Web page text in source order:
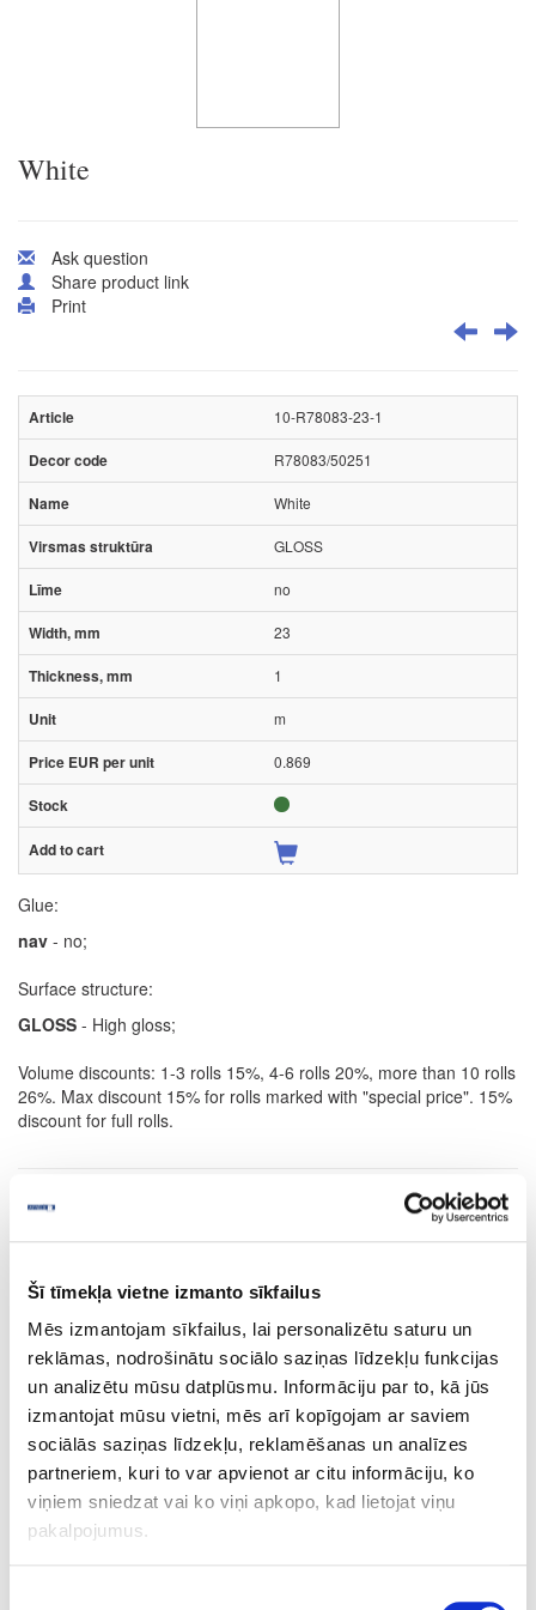
Šī tīmekļa vietne izmanto sīkfailus
Mēs izmantojam sīkfailus, lai personalizētu saturu un
reklāmas, nodrošinātu sociālo saziņas līdzekļu funkcijas
un analizētu mūsu datplūsmu. Informāciju par to, kā jūs
izmantojat mūsu vietni, mēs arī kopīgojam ar saviem
sociālās saziņas līdzekļu, reklamēšanas un analīzes
partneriem, kuri to var apvienot ar citu informāciju, ko
viņiem sniedzat vai ko viņi apkopo, kad lietojat viņu
pakalpojumus.
White
Ask question
Share product link
Print
10-R78083-23-1
R78083/50251
White
GLOSS
no
23
1
m
0.869
Glue:
nav - no;
Surface structure:
GLOSS - High gloss;
Volume discounts: 1-3 rolls 15%, 4-6 rolls 20%, more than 10 rolls
26%. Max discount 15% for rolls marked with "special price". 15%
discount for full rolls.
Board materials Acrylic materials
52-50251-0.95
50251
White